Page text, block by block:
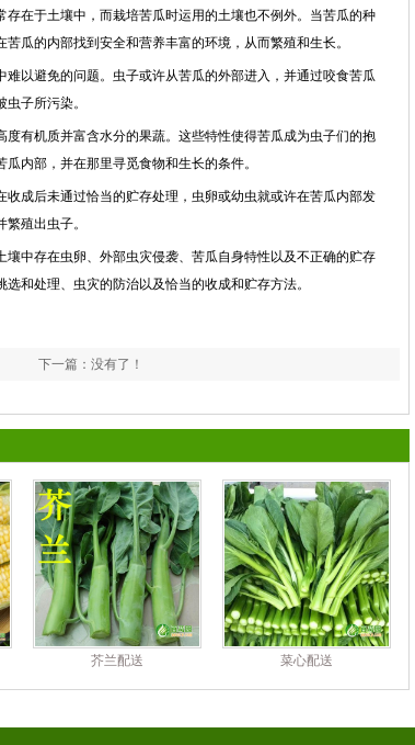
在于土壤中，而栽培苦瓜时运用的土壤也不例外。当苦瓜的种
瓜的内部找到安全和营养丰富的环境，从而繁殖和生长。
以避免的问题。虫子或许从苦瓜的外部进入，并通过咬食苦瓜
子所污染。
有机质并富含水分的果蔬。这些特性使得苦瓜成为虫子们的抱
内部，并在那里寻觅食物和生长的条件。
成后未通过恰当的贮存处理，虫卵或幼虫就或许在苦瓜内部发
殖出虫子。
中存在虫卵、外部虫灾侵袭、苦瓜自身特性以及不正确的贮存
和处理、虫灾的防治以及恰当的收成和贮存方法。
下一篇：没有了！
芥兰配送 菜心配送